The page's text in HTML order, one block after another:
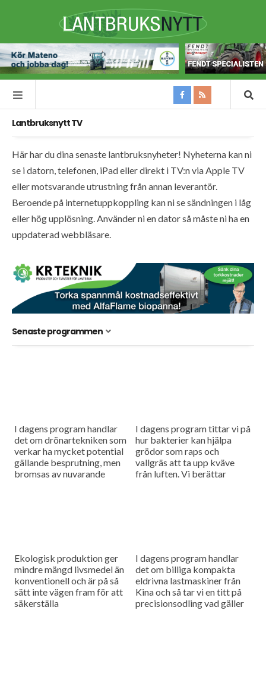
Lantbruksnytt TV
Här har du dina senaste lantbruksnyheter! Nyheterna kan ni
se i datorn, telefonen, iPad eller direkt i TV:n via Apple TV
eller motsvarande utrustning från annan leverantör.
Beroende på internetuppkoppling kan ni se sändningen i låg
eller hög upplösning. Använder ni en dator så måste ni ha en
uppdaterad webbläsare.
Senaste programmen
I dagens program handlar
det om drönartekniken som
verkar ha mycket potential
gällande besprutning, men
bromsas av nuvarande
I dagens program tittar vi på
hur bakterier kan hjälpa
grödor som raps och
vallgräs att ta upp kväve
från luften. Vi berättar
Ekologisk produktion ger
mindre mängd livsmedel än
konventionell och är på så
sätt inte vägen fram för att
säkerställa
I dagens program handlar
det om billiga kompakta
eldrivna lastmaskiner från
Kina och så tar vi en titt på
precisionsodling vad gäller